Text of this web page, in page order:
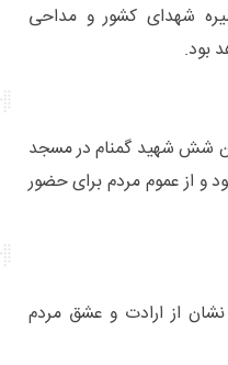
شهدای کشور و مداحی
بود.
شش شهید گمنام در مسجد
و از عموم مردم برای حضور
از ارادت و عشق مردم